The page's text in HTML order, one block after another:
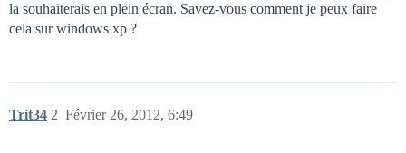
la souhaiterais en plein écran. Savez-vous comment je peux faire
cela sur windows xp ?
Trit34 Février 26, 2012, 6:49
2